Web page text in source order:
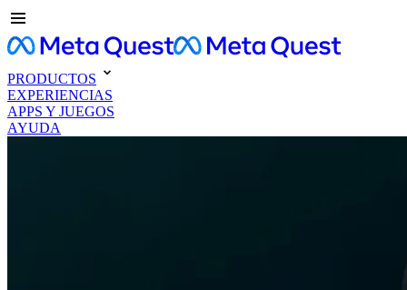
PRODUCTOS
EXPERIENCIAS
APPS Y JUEGOS
AYUDA